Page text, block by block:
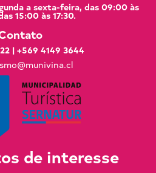
a sexta-feira, das 09:00 às
15:00 às 17:30.
| +569 4149 3644
de interesse